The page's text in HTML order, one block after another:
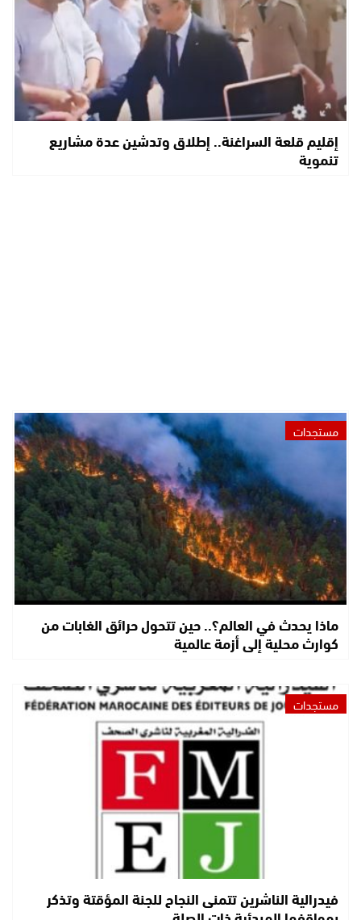
إقليم قلعة السراغنة.. إطلاق وتدشين عدة مشاريع
تنموية
مستجدات
ماذا يحدث في العالم؟.. حين تتحول حرائق الغابات من
كوارث محلية إلى أزمة عالمية
مستجدات
فيدرالية الناشرين تتمنى النجاح للجنة المؤقتة وتذكر